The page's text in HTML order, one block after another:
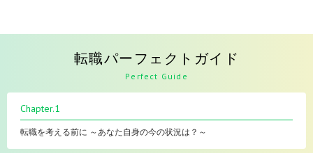
転職パーフェクトガイド
Perfect Guide
Chapter.1
転職を考える前に ～あなた自身の今の状況は？～